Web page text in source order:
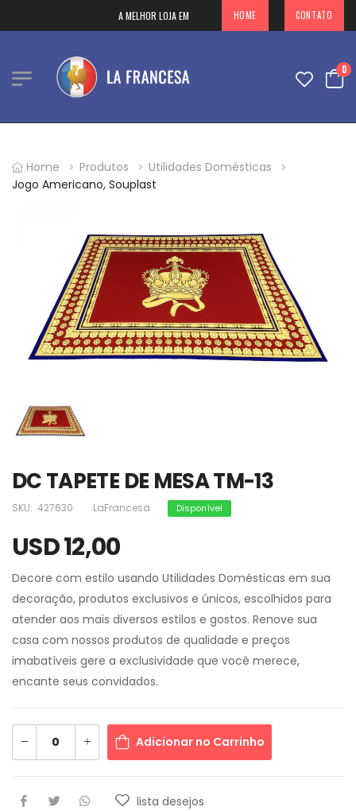
A MELHOR LOJA EM DECORAÇÕES PARA SUA CASA NO PARAGUAY
HOME CONTATO
0
Home Produtos
Utilidades Domésticas
Jogo Americano, Souplast
DC TAPETE DE MESA TM-13
SKU: 427630 LaFrancesa Disponível
USD 12,00
Decore com estilo usando Utilidades Domésticas em sua
decoração, produtos exclusivos e únicos, escolhidos para
atender aos mais diversos estilos e gostos. Renove sua
casa com nossos produtos de qualidade e preços
imabatíveis gere a exclusividade que você merece,
encante seus convidados.
Adicionar no Carrinho
lista desejos